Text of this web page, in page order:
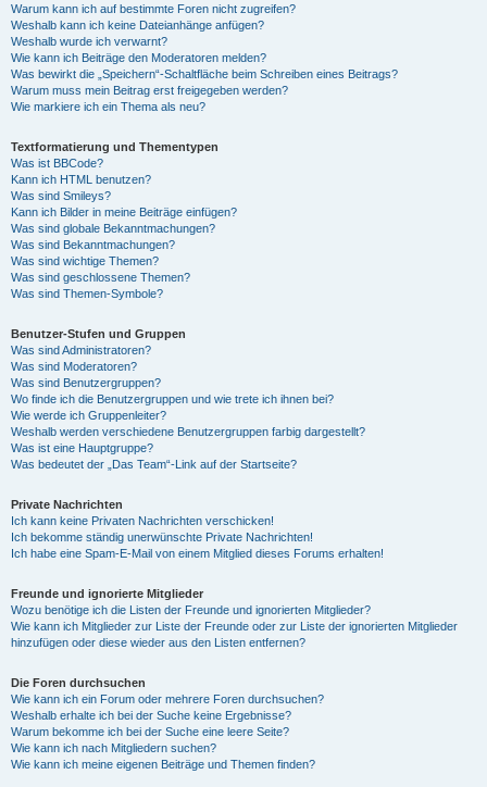
Warum kann ich auf bestimmte Foren nicht zugreifen?
Weshalb kann ich keine Dateianhänge anfügen?
Weshalb wurde ich verwarnt?
Wie kann ich Beiträge den Moderatoren melden?
Was bewirkt die „Speichern“-Schaltfläche beim Schreiben eines Beitrags?
Warum muss mein Beitrag erst freigegeben werden?
Wie markiere ich ein Thema als neu?
Textformatierung und Thementypen
Was ist BBCode?
Kann ich HTML benutzen?
Was sind Smileys?
Kann ich Bilder in meine Beiträge einfügen?
Was sind globale Bekanntmachungen?
Was sind Bekanntmachungen?
Was sind wichtige Themen?
Was sind geschlossene Themen?
Was sind Themen-Symbole?
Benutzer-Stufen und Gruppen
Was sind Administratoren?
Was sind Moderatoren?
Was sind Benutzergruppen?
Wo finde ich die Benutzergruppen und wie trete ich ihnen bei?
Wie werde ich Gruppenleiter?
Weshalb werden verschiedene Benutzergruppen farbig dargestellt?
Was ist eine Hauptgruppe?
Was bedeutet der „Das Team“-Link auf der Startseite?
Private Nachrichten
Ich kann keine Privaten Nachrichten verschicken!
Ich bekomme ständig unerwünschte Private Nachrichten!
Ich habe eine Spam-E-Mail von einem Mitglied dieses Forums erhalten!
Freunde und ignorierte Mitglieder
Wozu benötige ich die Listen der Freunde und ignorierten Mitglieder?
Wie kann ich Mitglieder zur Liste der Freunde oder zur Liste der ignorierten Mitglieder
hinzufügen oder diese wieder aus den Listen entfernen?
Die Foren durchsuchen
Wie kann ich ein Forum oder mehrere Foren durchsuchen?
Weshalb erhalte ich bei der Suche keine Ergebnisse?
Warum bekomme ich bei der Suche eine leere Seite?
Wie kann ich nach Mitgliedern suchen?
Wie kann ich meine eigenen Beiträge und Themen finden?